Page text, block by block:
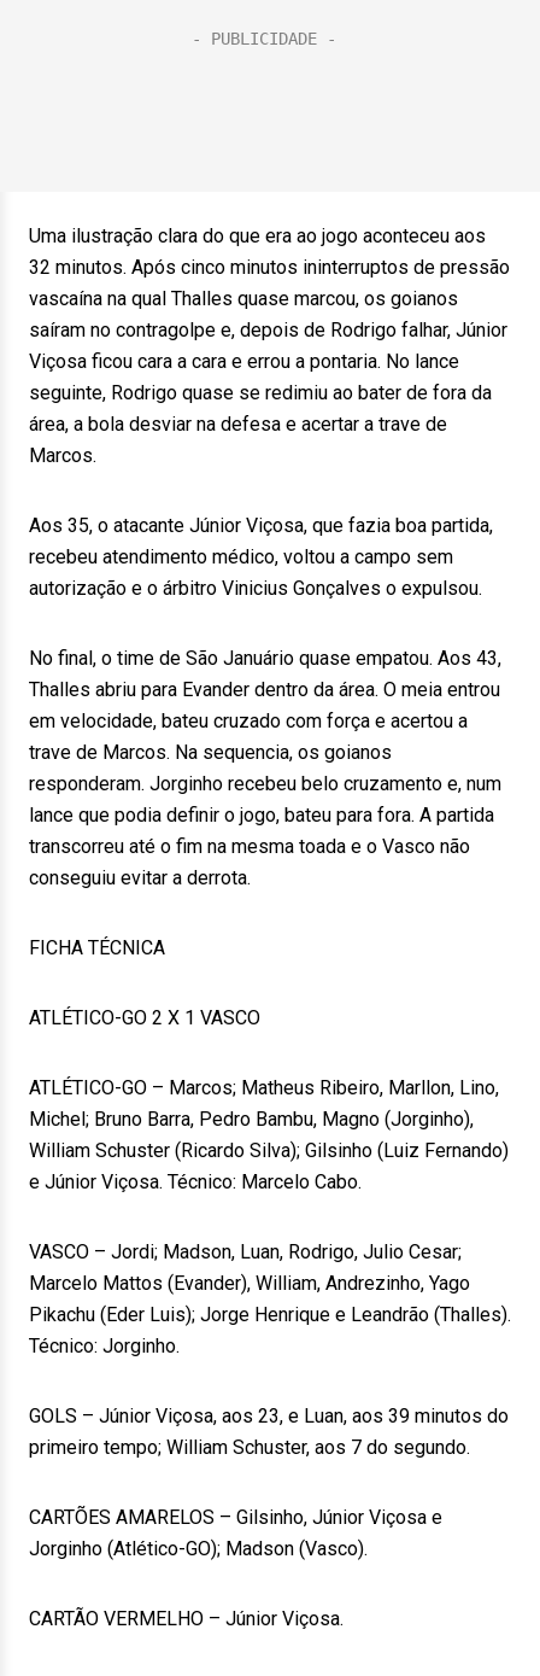
Uma ilustração clara do que era ao jogo aconteceu aos
32 minutos. Após cinco minutos ininterruptos de pressão
vascaína na qual Thalles quase marcou, os goianos
saíram no contragolpe e, depois de Rodrigo falhar, Júnior
Viçosa ficou cara a cara e errou a pontaria. No lance
seguinte, Rodrigo quase se redimiu ao bater de fora da
área, a bola desviar na defesa e acertar a trave de
Marcos.
Aos 35, o atacante Júnior Viçosa, que fazia boa partida,
recebeu atendimento médico, voltou a campo sem
autorização e o árbitro Vinicius Gonçalves o expulsou.
No final, o time de São Januário quase empatou. Aos 43,
Thalles abriu para Evander dentro da área. O meia entrou
em velocidade, bateu cruzado com força e acertou a
trave de Marcos. Na sequencia, os goianos
responderam. Jorginho recebeu belo cruzamento e, num
lance que podia definir o jogo, bateu para fora. A partida
transcorreu até o fim na mesma toada e o Vasco não
conseguiu evitar a derrota.
FICHA TÉCNICA
ATLÉTICO-GO 2 X 1 VASCO
ATLÉTICO-GO – Marcos; Matheus Ribeiro, Marllon, Lino,
Michel; Bruno Barra, Pedro Bambu, Magno (Jorginho),
William Schuster (Ricardo Silva); Gilsinho (Luiz Fernando)
e Júnior Viçosa. Técnico: Marcelo Cabo.
VASCO – Jordi; Madson, Luan, Rodrigo, Julio Cesar;
Marcelo Mattos (Evander), William, Andrezinho, Yago
Pikachu (Eder Luis); Jorge Henrique e Leandrão (Thalles).
Técnico: Jorginho.
GOLS – Júnior Viçosa, aos 23, e Luan, aos 39 minutos do
primeiro tempo; William Schuster, aos 7 do segundo.
CARTÕES AMARELOS – Gilsinho, Júnior Viçosa e
Jorginho (Atlético-GO); Madson (Vasco).
CARTÃO VERMELHO – Júnior Viçosa.